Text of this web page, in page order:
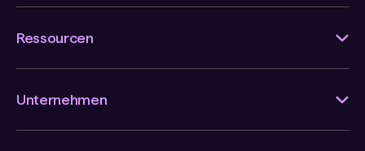
Ressourcen
Unternehmen